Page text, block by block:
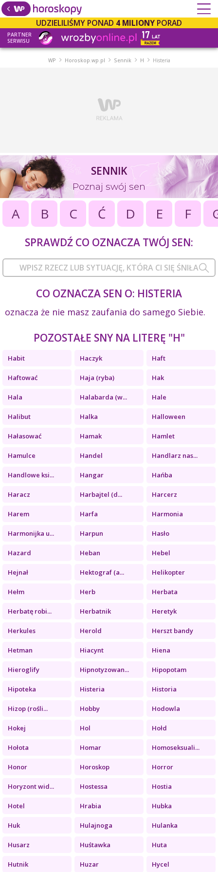
UDZIELILIŚMY PONAD 4 MILIONY PORAD
PARTNER
SERWISU
WP Horoskop.wp.pl Sennik H Histeria
SENNIK
Poznaj swój sen
A B C Ć D E F
SPRAWDŹ CO OZNACZA TWÓJ SEN:
CO OZNACZA SEN O: HISTERIA
oznacza że nie masz zaufania do samego Siebie.
POZOSTAŁE SNY NA LITERĘ "H"
Habit Haczyk Haft
Haftować Haja (ryba) Hak
Hala Halabarda (w... Hale
Halibut Halka Halloween
Hałasować Hamak Hamlet
Hamulce Handel Handlarz nas...
Handlowe ksi... Hangar Hańba
Haracz Harbajtel (d... Harcerz
Harem Harfa Harmonia
Harmonijka u... Harpun Hasło
Hazard Heban Hebel
Hejnał Hektograf (a... Helikopter
Hełm Herb Herbata
Herbatę robi... Herbatnik Heretyk
Herkules Herold Herszt bandy
Hetman Hiacynt Hiena
Hieroglify Hipnotyzowan... Hipopotam
Hipoteka Histeria Historia
Hizop (rośli... Hobby Hodowla
Hokej Hol Hołd
Hołota Homar Homoseksuali...
Honor Horoskop Horror
Horyzont wid... Hostessa Hostia
Hotel Hrabia Hubka
Huk Hulajnoga Hulanka
Husarz Huśtawka Huta
Hutnik Huzar Hycel